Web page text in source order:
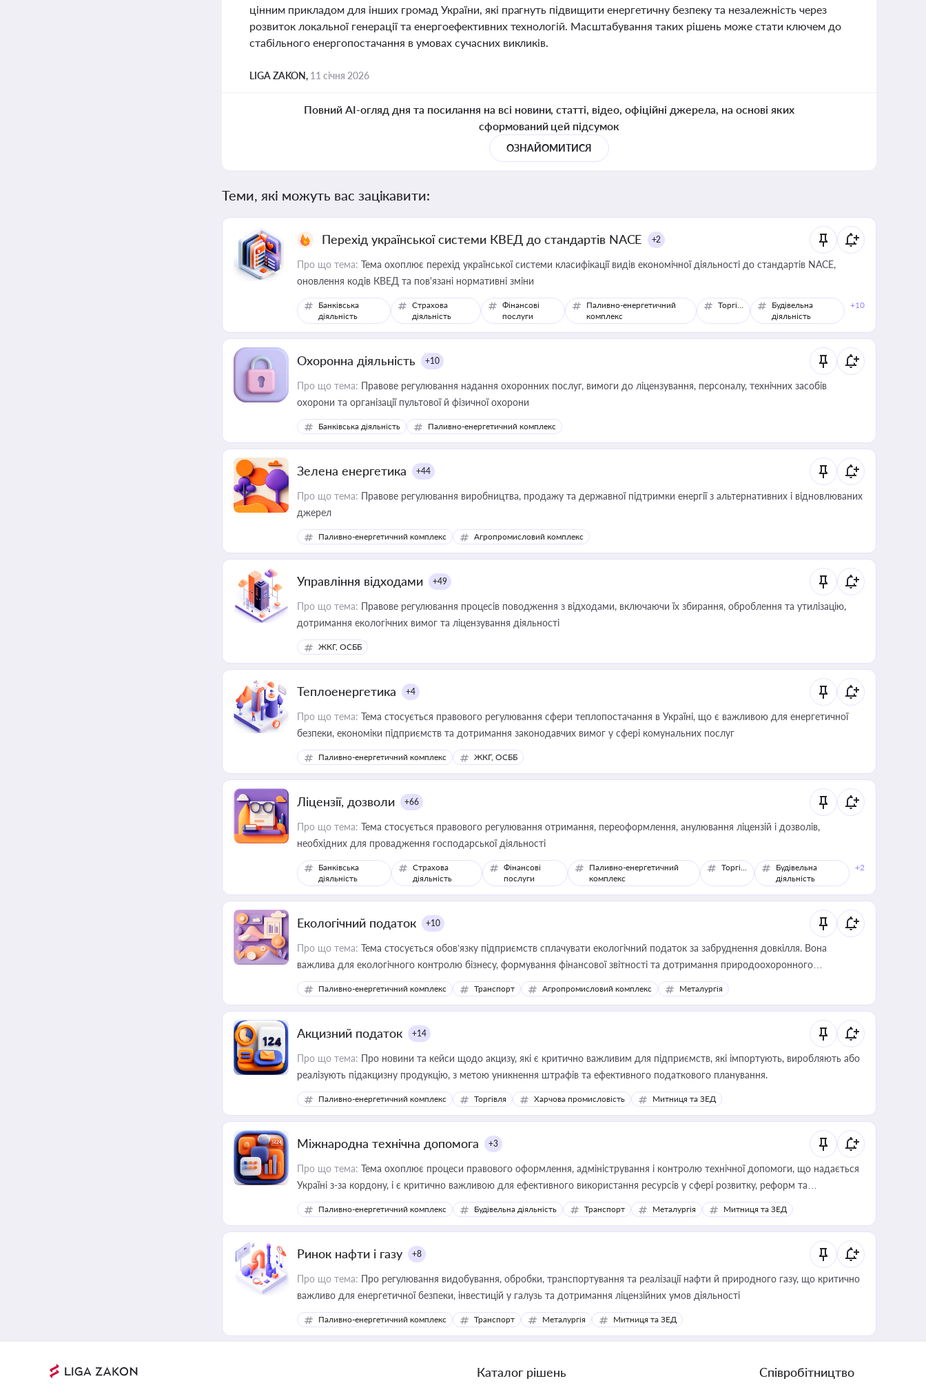
цінним прикладом для інших громад України, які прагнуть підвищити енергетичну безпеку та незалежність через
розвиток локальної генерації та енергоефективних технологій. Масштабування таких рішень може стати ключем до
стабільного енергопостачання в умовах сучасних викликів.
LIGA ZAKON, 11 січня 2026
Повний AI-огляд дня та посилання на всі новини, статті, відео, офіційні джерела, на основі яких
сформований цей підсумок
ОЗНАЙОМИТИСЯ
Теми, які можуть вас зацікавити:
Перехід української системи КВЕД до стандартів NACE +2
Про що тема: Тема охоплює перехід української системи класифікації видів економічної діяльності до стандартів NACE,
оновлення кодів КВЕД та пов'язані нормативні зміни
Банківська
діяльність
Страхова
діяльність
Фінансові
послуги
Паливно-енергетичний
комплекс
Торгівля
Будівельна
діяльність
+10
Охоронна діяльність +10
Про що тема: Правове регулювання надання охоронних послуг, вимоги до ліцензування, персоналу, технічних засобів
охорони та організації пультової й фізичної охорони
Банківська діяльність Паливно-енергетичний комплекс
Зелена енергетика +44
Про що тема: Правове регулювання виробництва, продажу та державної підтримки енергії з альтернативних і відновлюваних
джерел
Паливно-енергетичний комплекс Агропромисловий комплекс
Управління відходами +49
Про що тема: Правове регулювання процесів поводження з відходами, включаючи їх збирання, оброблення та утилізацію,
дотримання екологічних вимог та ліцензування діяльності
ЖКГ, ОСББ
Теплоенергетика +4
Про що тема: Тема стосується правового регулювання сфери теплопостачання в Україні, що є важливою для енергетичної
безпеки, економіки підприємств та дотримання законодавчих вимог у сфері комунальних послуг
Паливно-енергетичний комплекс ЖКГ, ОСББ
Ліцензії, дозволи +66
Про що тема: Тема стосується правового регулювання отримання, переоформлення, анулювання ліцензій і дозволів,
необхідних для провадження господарської діяльності
Банківська
діяльність
Страхова
діяльність
Фінансові
послуги
Паливно-енергетичний
комплекс
Торгівля
Будівельна
діяльність
+2
Екологічний податок +10
Про що тема: Тема стосується обов’язку підприємств сплачувати екологічний податок за забруднення довкілля. Вона
важлива для екологічного контролю бізнесу, формування фінансової звітності та дотримання природоохоронного
законодавства
Паливно-енергетичний комплекс Транспорт Агропромисловий комплекс Металургія
Акцизний податок +14
Про що тема: Про новини та кейси щодо акцизу, які є критично важливим для підприємств, які імпортують, виробляють або
реалізують підакцизну продукцію, з метою уникнення штрафів та ефективного податкового планування.
Паливно-енергетичний комплекс Торгівля Харчова промисловість Митниця та ЗЕД
Міжнародна технічна допомога +3
Про що тема: Тема охоплює процеси правового оформлення, адміністрування і контролю технічної допомоги, що надається
Україні з-за кордону, і є критично важливою для ефективного використання ресурсів у сфері розвитку, реформ та
інфраструктурних проєктів
Паливно-енергетичний комплекс Будівельна діяльність Транспорт Металургія Митниця та ЗЕД
Ринок нафти і газу +8
Про що тема: Про регулювання видобування, обробки, транспортування та реалізації нафти й природного газу, що критично
важливо для енергетичної безпеки, інвестицій у галузь та дотримання ліцензійних умов діяльності
Паливно-енергетичний комплекс Транспорт Металургія Митниця та ЗЕД
Каталог рішень Співробітництво